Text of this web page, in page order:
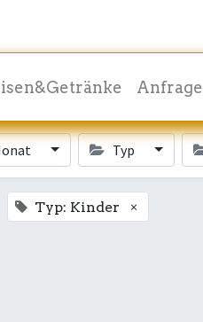
Anfrage
Typ
Typ: Kinder ×